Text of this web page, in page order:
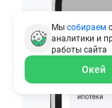
Мы собираем
аналитики и
работы сайта
Окей